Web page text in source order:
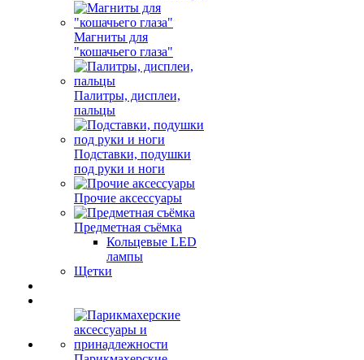
Магниты для
"кошачьего глаза"
Палитры, дисплеи,
пальцы
Подставки, подушки
под руки и ноги
Прочие аксессуары
Предметная съёмка
Кольцевые LED
лампы
Щетки